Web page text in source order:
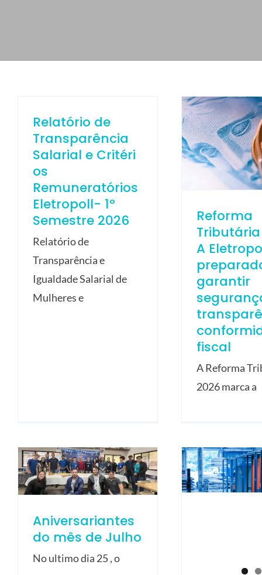
ESPAÑOL
Relatório de
Transparência
Salarial e Critéri
os
Remuneratórios
Eletropoll- 1º
Semestre 2026
Relatório de
Transparência e
Igualdade Salarial de
Mulheres e
Reforma
A
garantir
fiscal
A Reforma
2026 marca a
Aniversariantes
do mês de Julho
No ultimo dia 25 , o